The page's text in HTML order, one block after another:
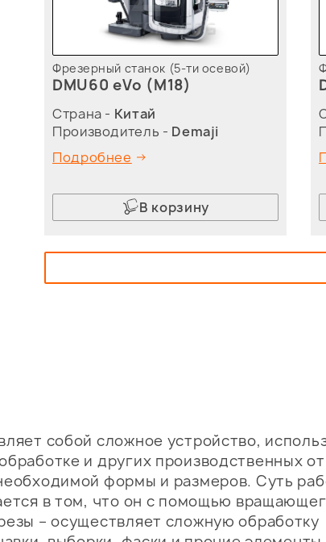
Фрезерный станок (5-ти осевой)
DMU60 eVo (M18)
Страна - Китай
Производитель - Demaji
Подробнее
В корзину
собой сложное устройство,
и других производственных
формы и размеров. Суть
в том, что он с помощью
– осуществляет сложную обработку